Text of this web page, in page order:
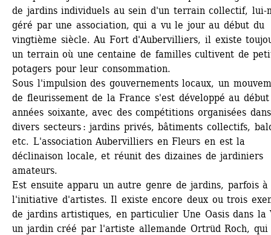
de jardins individuels au sein d'un terrain collectif, lui-
géré par une association, qui a vu le jour au début du
vingtième siècle. Au Fort d'Aubervilliers, il existe
un terrain où une centaine de familles cultivent de
potagers pour leur consommation.
Sous l'impulsion des gouvernements locaux, un
de fleurissement de la France s'est développé au début
années soixante, avec des compétitions organisées dans
divers secteurs : jardins privés, bâtiments collectifs,
etc. L'association Aubervilliers en Fleurs en est la
déclinaison locale, et réunit des dizaines de jardiniers
amateurs.
Est ensuite apparu un autre genre de jardins, parfois à
l'initiative d'artistes. Il existe encore deux ou trois
de jardins artistiques, en particulier Une Oasis dans la
un jardin créé par l'artiste allemande Ortrüd Roch, qui